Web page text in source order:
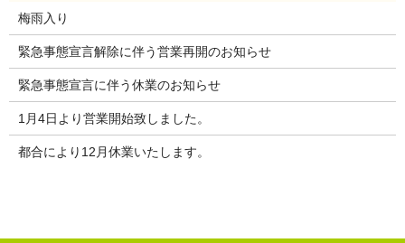
梅雨入り
緊急事態宣言解除に伴う営業再開のお知らせ
緊急事態宣言に伴う休業のお知らせ
1月4日より営業開始致しました。
都合により12月休業いたします。